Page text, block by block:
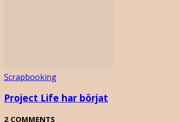
Scrapbooking
Project Life har börjat
2 COMMENTS